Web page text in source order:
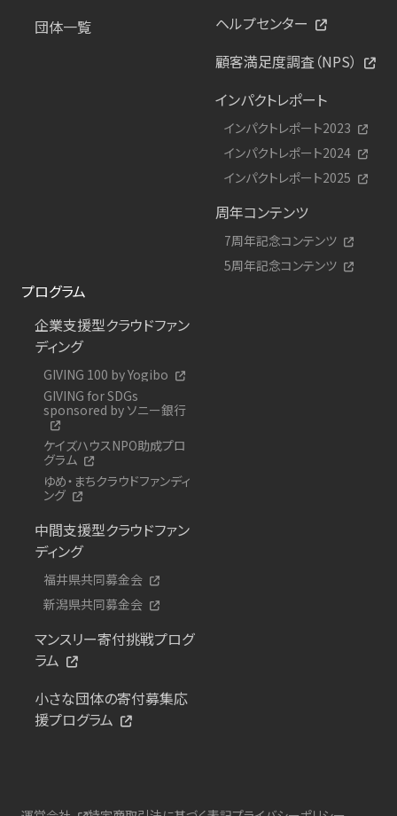
団体一覧
ヘルプセンター
顧客満足度調査（NPS）
インパクトレポート
インパクトレポート2023
インパクトレポート2024
インパクトレポート2025
周年コンテンツ
7周年記念コンテンツ
5周年記念コンテンツ
プログラム
企業支援型クラウドファン
ディング
GIVING 100 by Yogibo
GIVING for SDGs
sponsored by ソニー銀行
ケイズハウスNPO助成プロ
グラム
ゆめ・まちクラウドファンディ
ング
中間支援型クラウドファン
ディング
福井県共同募金会
新潟県共同募金会
マンスリー寄付挑戦プログ
ラム
小さな団体の寄付募集応
援プログラム